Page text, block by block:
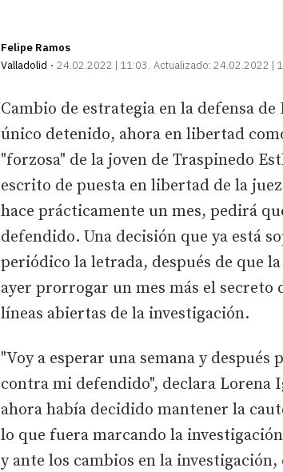
Felipe Ramos
Valladolid
24.02.2022 | 11:03 Actualizado: 24.02.2022 |
Cambio de estrategia en la defensa
único detenido, ahora en libertad
"forzosa" de la joven de Traspinedo
escrito de puesta en libertad de la
hace prácticamente un mes, pedirá
defendido. Una decisión que ya está
periódico la letrada, después de que
ayer prorrogar un mes más el secreto
líneas abiertas de la investigación.
"Voy a esperar una semana y
contra mi defendido", declara Lorena
ahora había decidido mantener la
lo que fuera marcando la
y ante los cambios en la